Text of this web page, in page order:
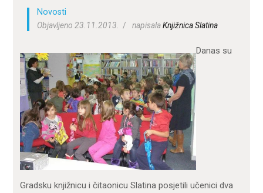
Novosti
Objavljeno 23.11.2013.
napisalaKnjižnica Slatina
Danas su
Gradsku knjižnicu i čitaonicu Slatina posjetili učenici dva